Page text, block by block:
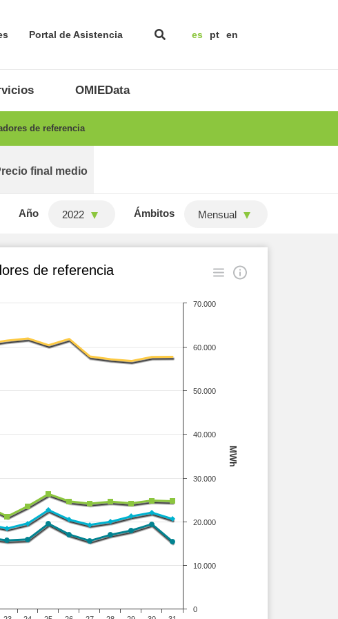
Portal de Asistencia es pt en
OMIEData
de referencia
final medio
Año 2022 Ámbitos Mensual
MWh
de referencia
0
10.000
20.000
30.000
40.000
50.000
60.000
70.000